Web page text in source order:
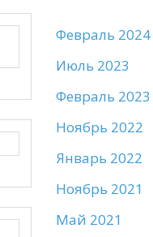
Февраль 2024
Июль 2023
Февраль 2023
Ноябрь 2022
Январь 2022
Ноябрь 2021
Май 2021